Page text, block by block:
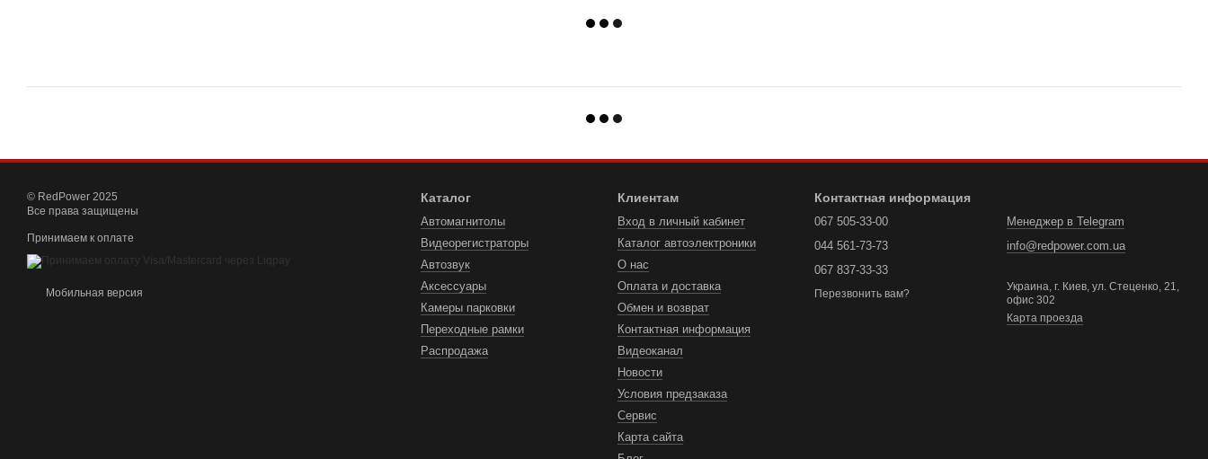
© RedPower 2025
Все права защищены
Принимаем к оплате
Мобильная версия
Каталог
Автомагнитолы
Видеорегистраторы
Автозвук
Аксессуары
Камеры парковки
Переходные рамки
Распродажа
Клиентам
Вход в личный кабинет
Каталог автоэлектроники
О нас
Оплата и доставка
Обмен и возврат
Контактная информация
Видеоканал
Новости
Условия предзаказа
Сервис
Карта сайта
Контактная информация
067 505-33-00
044 561-73-73
067 837-33-33
Перезвонить вам?
Менеджер в Telegram
info@redpower.com.ua
Украина, г. Киев, ул. Стеценко, 21,
офис 302
Карта проезда